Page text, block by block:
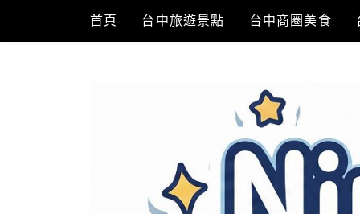
content
首頁 台中旅遊景點 台中商圈美食